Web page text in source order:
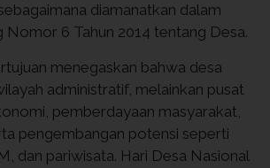
diamanatkan dalam
Nomor 6 Tahun 2014 tentang Desa.
menegaskan bahwa desa
administratif, melainkan pusat
pemberdayaan masyarakat,
pengembangan potensi seperti
dan pariwisata. Hari Desa Nasional